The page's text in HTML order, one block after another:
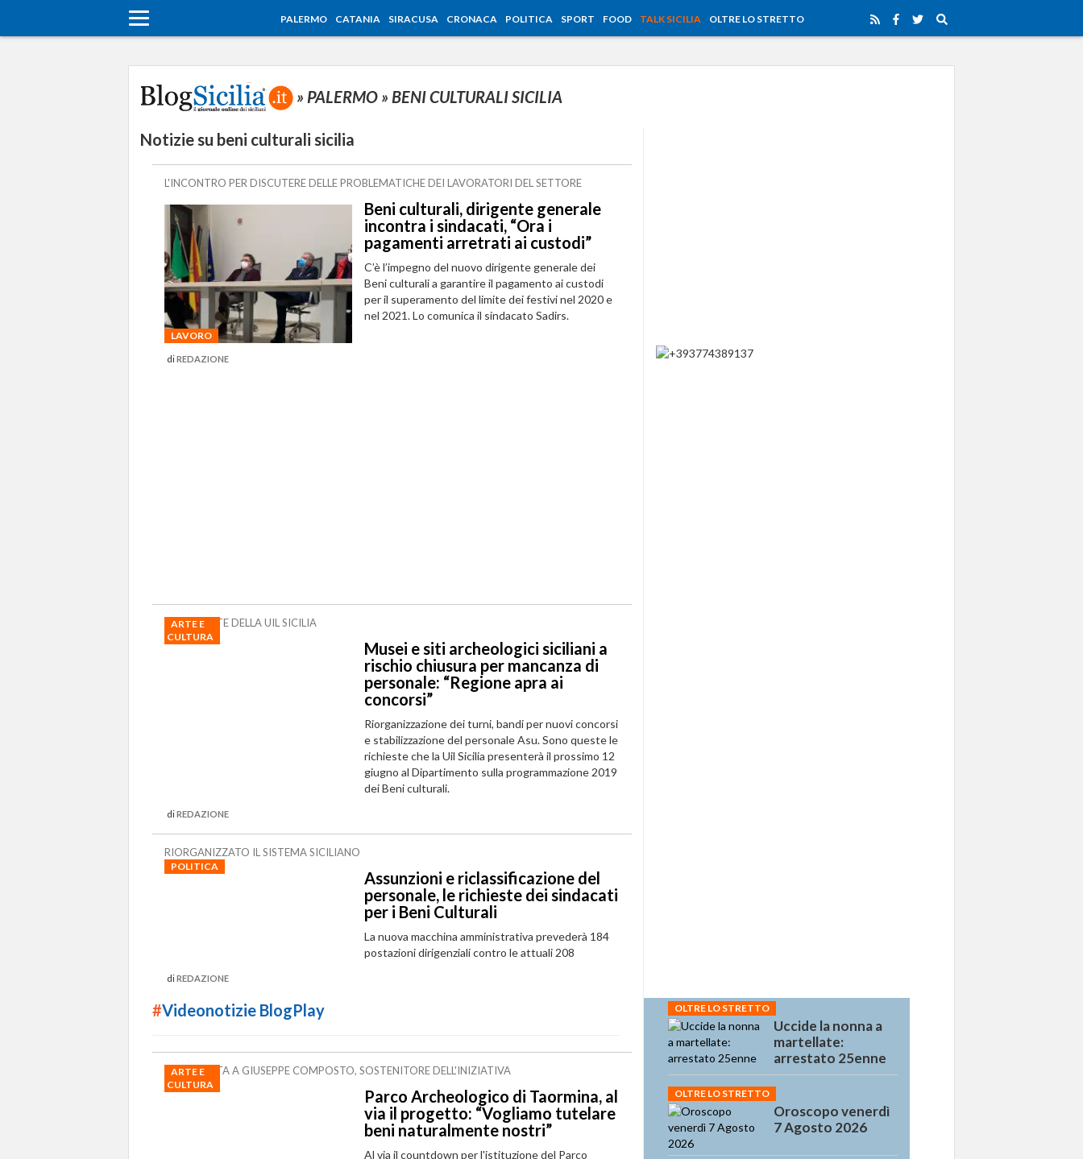
PALERMO CATANIA SIRACUSA CRONACA POLITICA SPORT FOOD TALK SICILIA OLTRE LO STRETTO
» PALERMO » BENI CULTURALI SICILIA
Notizie su beni culturali sicilia
L'INCONTRO PER DISCUTERE DELLE PROBLEMATICHE DEI LAVORATORI DEL SETTORE
LAVORO
Beni culturali, dirigente generale
incontra i sindacati, “Ora i
pagamenti arretrati ai custodi”
C’è l’impegno del nuovo dirigente generale dei
Beni culturali a garantire il pagamento ai custodi
per il superamento del limite dei festivi nel 2020 e
nel 2021. Lo comunica il sindacato Sadirs.
diREDAZIONE
LE RICHIESTE DELLA UIL SICILIA
ARTE E
CULTURA
Musei e siti archeologici siciliani a
rischio chiusura per mancanza di
personale: “Regione apra ai
concorsi”
Riorganizzazione dei turni, bandi per nuovi concorsi
e stabilizzazione del personale Asu. Sono queste le
richieste che la Uil Sicilia presenterà il prossimo 12
giugno al Dipartimento sulla programmazione 2019
dei Beni culturali.
diREDAZIONE
RIORGANIZZATO IL SISTEMA SICILIANO
POLITICA
Assunzioni e riclassificazione del
personale, le richieste dei sindacati
per i Beni Culturali
La nuova macchina amministrativa prevederà 184
postazioni dirigenziali contro le attuali 208
diREDAZIONE
#Videonotizie BlogPlay
L'INTERVISTA A GIUSEPPE COMPOSTO, SOSTENITORE DELL'INIZIATIVA
ARTE E
CULTURA
Parco Archeologico di Taormina, al
via il progetto: “Vogliamo tutelare
beni naturalmente nostri”
Al via il countdown per l'istituzione del Parco
OLTRE LO STRETTO
Uccide la nonna a
martellate:
arrestato 25enne
OLTRE LO STRETTO
Oroscopo venerdì
7 Agosto 2026